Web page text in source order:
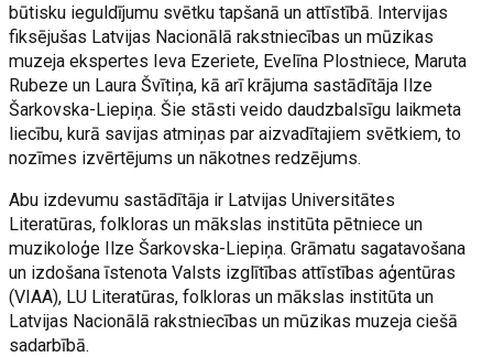
būtisku ieguldījumu svētku tapšanā un attīstībā. Intervijas
fiksējušas Latvijas Nacionālā rakstniecības un mūzikas
muzeja ekspertes Ieva Ezeriete, Evelīna Plostniece, Maruta
Rubeze un Laura Švītiņa, kā arī krājuma sastādītāja Ilze
Šarkovska-Liepiņa. Šie stāsti veido daudzbalsīgu laikmeta
liecību, kurā savijas atmiņas par aizvadītajiem svētkiem, to
nozīmes izvērtējums un nākotnes redzējums.
Abu izdevumu sastādītāja ir Latvijas Universitātes
Literatūras, folkloras un mākslas institūta pētniece un
muzikoloģe Ilze Šarkovska-Liepiņa. Grāmatu sagatavošana
un izdošana īstenota Valsts izglītības attīstības aģentūras
(VIAA), LU Literatūras, folkloras un mākslas institūta un
Latvijas Nacionālā rakstniecības un mūzikas muzeja ciešā
sadarbībā.